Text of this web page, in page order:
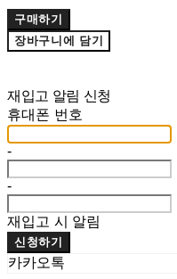
구매하기
장바구니에 담기
재입고 알림 신청
휴대폰 번호
-
-
재입고 시 알림
신청하기
카카오톡